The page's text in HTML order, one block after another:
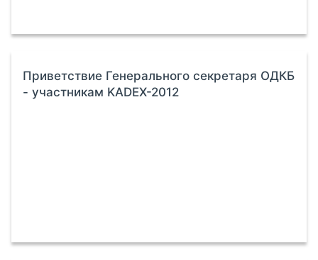
Приветствие Генерального секретаря ОДКБ
- участникам KADEX-2012